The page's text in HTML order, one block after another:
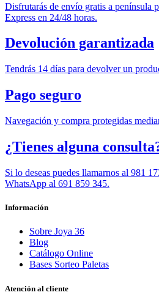
Disfrutarás de envío gratis a península
Express en 24/48 horas.
Devolución garantizada
Tendrás 14 días para devolver un
Pago seguro
Navegación y compra protegidas
¿Tienes alguna
Si lo deseas puedes llamarnos al 981
WhatsApp al 691 859 345.
Información
Sobre Joya 36
Blog
Catálogo Online
Bases Sorteo Paletas
Atención al cliente